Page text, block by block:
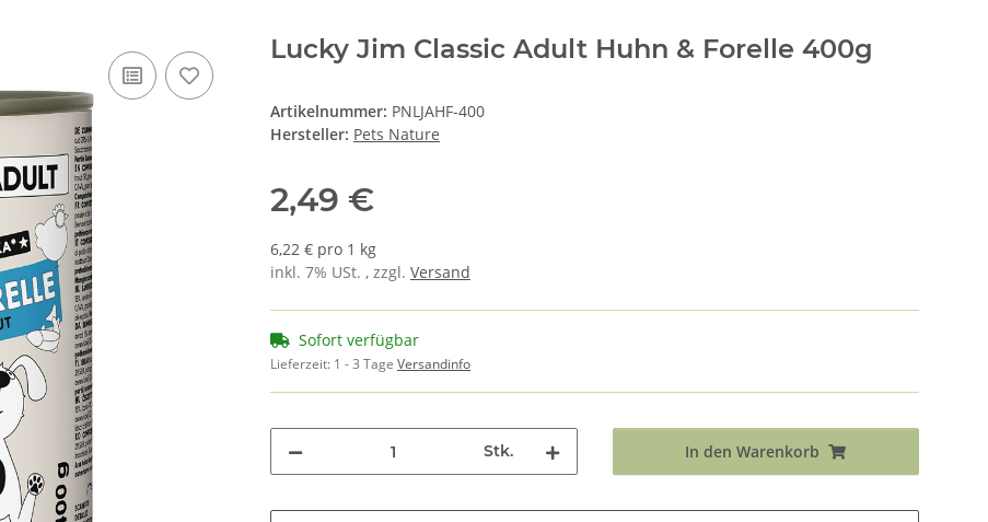
Lucky Jim Classic Adult Huhn & Forelle 400g
Artikelnummer: PNLJAHF-400
Hersteller: Pets Nature
2,49 €
6,22 € pro 1 kg
inkl. 7% USt. , zzgl. Versand
Sofort verfügbar
Lieferzeit: 1 - 3 Tage Versandinfo
Stk. In den Warenkorb